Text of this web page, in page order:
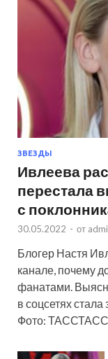
ЗВЕЗДЫ
Ивлеева
перестала
с
30.05.2022 - от
Блогер Настя
канале, почему
фанатами.
в соцсетях стала
Фото: ТАССТАСС